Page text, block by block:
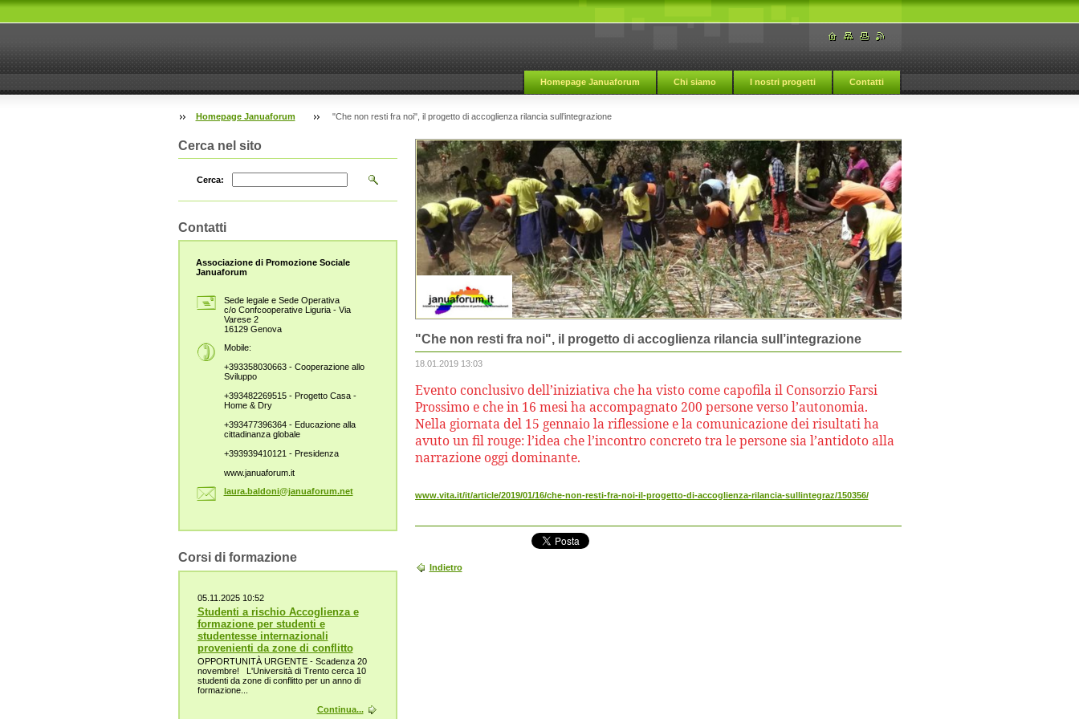
Homepage Januaforum Chi siamo I nostri progetti Contatti
Homepage Januaforum "Che non resti fra noi", il progetto di accoglienza rilancia sull’integrazione
"Che non resti fra noi", il progetto di accoglienza rilancia sull’integrazione
18.01.2019 13:03
Evento conclusivo dell’iniziativa che ha visto come capofila il Consorzio Farsi
Prossimo e che in 16 mesi ha accompagnato 200 persone verso l’autonomia.
Nella giornata del 15 gennaio la riflessione e la comunicazione dei risultati ha
avuto un fil rouge: l’idea che l’incontro concreto tra le persone sia l’antidoto alla
narrazione oggi dominante.
www.vita.it/it/article/2019/01/16/che-non-resti-fra-noi-il-progetto-di-accoglienza-rilancia-sullintegraz/150356/
Indietro
Cerca nel sito
Cerca:
Contatti
Associazione di Promozione Sociale
Januaforum
Sede legale e Sede Operativa
c/o Confcooperative Liguria - Via
Varese 2
16129 Genova
Mobile:
+393358030663 - Cooperazione allo
Sviluppo
+393482269515 - Progetto Casa -
Home & Dry
+393477396364 - Educazione alla
cittadinanza globale
+393939410121 - Presidenza
www.januaforum.it
laura.baldoni@januaforum.net
Corsi di formazione
05.11.2025 10:52
Studenti a rischio Accoglienza e
formazione per studenti e
studentesse internazionali
provenienti da zone di conflitto
OPPORTUNITÀ URGENTE - Scadenza 20
novembre! L'Università di Trento cerca 10
studenti da zone di conflitto per un anno di
formazione...
Continua...